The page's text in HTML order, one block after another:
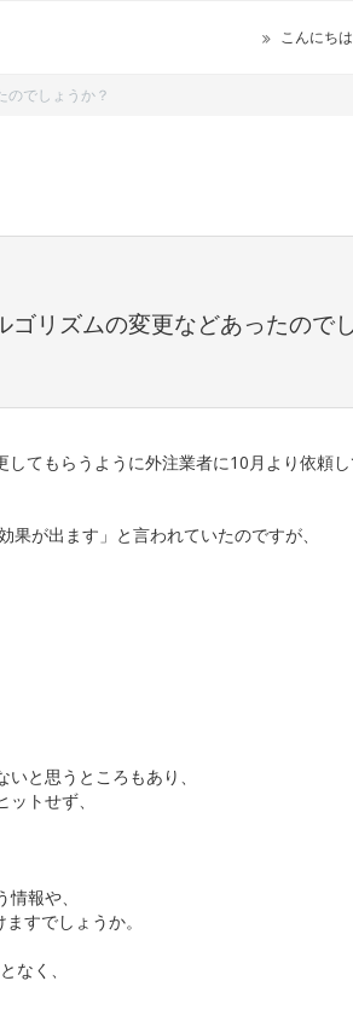
こんにちは
のでしょうか？
リズムの変更などあったので
てもらうように外注業者に10月より依頼し
が出ます」と言われていたのですが、
と思うところもあり、
トせず、
報や、
すでしょうか。
なく、